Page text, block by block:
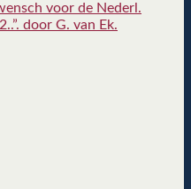
voor de Nederl.
door G. van Ek.